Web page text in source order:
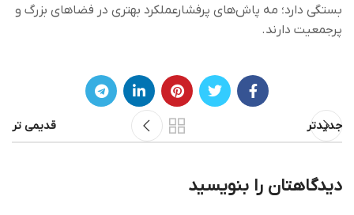
بستگی دارد؛ مه‌ پاش‌های پرفشارعملکرد بهتری در فضاهای بزرگ و
پرجمعیت دارند.
جدیدتر قدیمی تر
دیدگاهتان را بنویسید